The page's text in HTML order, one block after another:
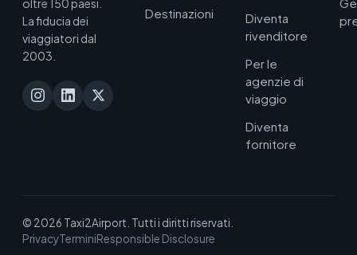
oltre 150 paesi.
La fiducia dei
viaggiatori dal
2003.
Destinazioni
Diventa
rivenditore
Per le
agenzie di
viaggio
Diventa
fornitore
© 2026 Taxi2Airport. Tutti i diritti riservati.
PrivacyTerminiResponsible Disclosure